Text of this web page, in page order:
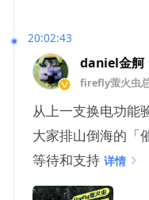
20:02:43
daniel金舸
firefly萤火虫
从上一支换电功能
大家排山倒海的「
等待和支持 详情